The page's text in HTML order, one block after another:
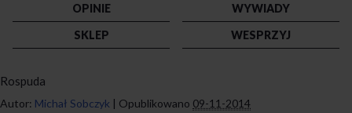
OPINIE
WYWIADY
SKLEP
WESPRZYJ
Rospuda
Autor: Michał Sobczyk | Opublikowano 09-11-2014